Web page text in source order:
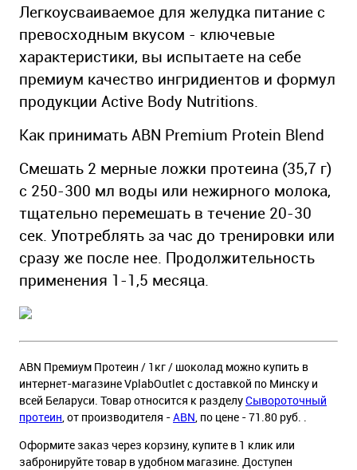
Легкоусваиваемое для желудка питание с
превосходным вкусом - ключевые
характеристики, вы испытаете на себе
премиум качество ингридиентов и формул
продукции Active Body Nutritions.
Как принимать ABN Premium Protein Blend
Cмешать 2 мерные ложки протеина (35,7 г)
с 250-300 мл воды или нежирного молока,
тщательно перемешать в течение 20-30
сек. Употреблять за час до тренировки или
сразу же после нее. Продолжительность
применения 1-1,5 месяца.
ABN Премиум Протеин / 1кг / шоколад можно купить в
интернет-магазине VplabOutlet с доставкой по Минску и
всей Беларуси. Товар относится к разделуСывороточный
протеин, от производителя -ABN, по цене - 71.80 руб. .
Оформите заказ через корзину, купите в 1 клик или
забронируйте товар в удобном магазине. Доступен